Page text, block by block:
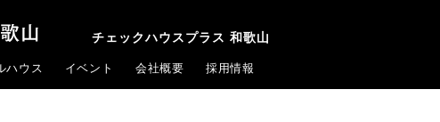
チェックハウスプラス 和歌山
ハウス イベント 会社概要 採用情報